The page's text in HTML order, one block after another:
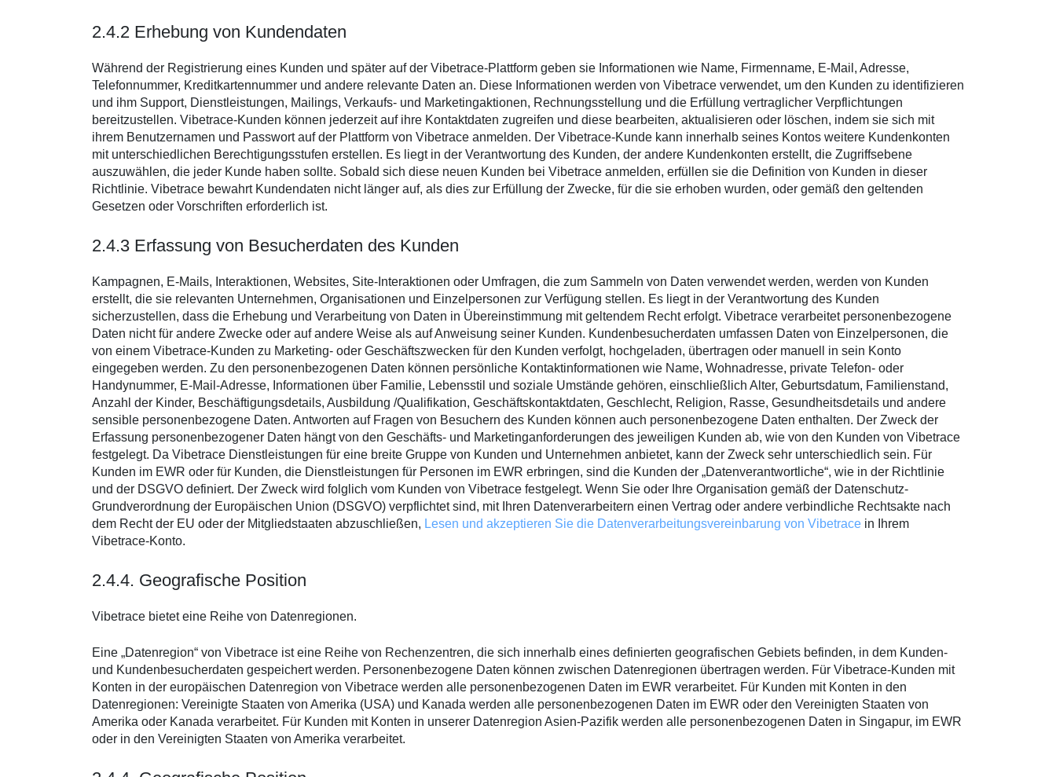
2.4.2 Erhebung von Kundendaten
Während der Registrierung eines Kunden und später auf der Vibetrace-Plattform geben sie Informationen wie Name, Firmenname, E-Mail, Adresse,
Telefonnummer, Kreditkartennummer und andere relevante Daten an. Diese Informationen werden von Vibetrace verwendet, um den Kunden zu identifizieren
und ihm Support, Dienstleistungen, Mailings, Verkaufs- und Marketingaktionen, Rechnungsstellung und die Erfüllung vertraglicher Verpflichtungen
bereitzustellen. Vibetrace-Kunden können jederzeit auf ihre Kontaktdaten zugreifen und diese bearbeiten, aktualisieren oder löschen, indem sie sich mit
ihrem Benutzernamen und Passwort auf der Plattform von Vibetrace anmelden. Der Vibetrace-Kunde kann innerhalb seines Kontos weitere Kundenkonten
mit unterschiedlichen Berechtigungsstufen erstellen. Es liegt in der Verantwortung des Kunden, der andere Kundenkonten erstellt, die Zugriffsebene
auszuwählen, die jeder Kunde haben sollte. Sobald sich diese neuen Kunden bei Vibetrace anmelden, erfüllen sie die Definition von Kunden in dieser
Richtlinie. Vibetrace bewahrt Kundendaten nicht länger auf, als dies zur Erfüllung der Zwecke, für die sie erhoben wurden, oder gemäß den geltenden
Gesetzen oder Vorschriften erforderlich ist.
2.4.3 Erfassung von Besucherdaten des Kunden
Kampagnen, E-Mails, Interaktionen, Websites, Site-Interaktionen oder Umfragen, die zum Sammeln von Daten verwendet werden, werden von Kunden
erstellt, die sie relevanten Unternehmen, Organisationen und Einzelpersonen zur Verfügung stellen. Es liegt in der Verantwortung des Kunden
sicherzustellen, dass die Erhebung und Verarbeitung von Daten in Übereinstimmung mit geltendem Recht erfolgt. Vibetrace verarbeitet personenbezogene
Daten nicht für andere Zwecke oder auf andere Weise als auf Anweisung seiner Kunden. Kundenbesucherdaten umfassen Daten von Einzelpersonen, die
von einem Vibetrace-Kunden zu Marketing- oder Geschäftszwecken für den Kunden verfolgt, hochgeladen, übertragen oder manuell in sein Konto
eingegeben werden. Zu den personenbezogenen Daten können persönliche Kontaktinformationen wie Name, Wohnadresse, private Telefon- oder
Handynummer, E-Mail-Adresse, Informationen über Familie, Lebensstil und soziale Umstände gehören, einschließlich Alter, Geburtsdatum, Familienstand,
Anzahl der Kinder, Beschäftigungsdetails, Ausbildung /Qualifikation, Geschäftskontaktdaten, Geschlecht, Religion, Rasse, Gesundheitsdetails und andere
sensible personenbezogene Daten. Antworten auf Fragen von Besuchern des Kunden können auch personenbezogene Daten enthalten. Der Zweck der
Erfassung personenbezogener Daten hängt von den Geschäfts- und Marketinganforderungen des jeweiligen Kunden ab, wie von den Kunden von Vibetrace
festgelegt. Da Vibetrace Dienstleistungen für eine breite Gruppe von Kunden und Unternehmen anbietet, kann der Zweck sehr unterschiedlich sein. Für
Kunden im EWR oder für Kunden, die Dienstleistungen für Personen im EWR erbringen, sind die Kunden der „Datenverantwortliche“, wie in der Richtlinie
und der DSGVO definiert. Der Zweck wird folglich vom Kunden von Vibetrace festgelegt. Wenn Sie oder Ihre Organisation gemäß der Datenschutz-
Grundverordnung der Europäischen Union (DSGVO) verpflichtet sind, mit Ihren Datenverarbeitern einen Vertrag oder andere verbindliche Rechtsakte nach
dem Recht der EU oder der Mitgliedstaaten abzuschließen, Lesen und akzeptieren Sie die Datenverarbeitungsvereinbarung von Vibetrace in Ihrem
Vibetrace-Konto.
2.4.4. Geografische Position
Vibetrace bietet eine Reihe von Datenregionen.
Eine „Datenregion“ von Vibetrace ist eine Reihe von Rechenzentren, die sich innerhalb eines definierten geografischen Gebiets befinden, in dem Kunden-
und Kundenbesucherdaten gespeichert werden. Personenbezogene Daten können zwischen Datenregionen übertragen werden. Für Vibetrace-Kunden mit
Konten in der europäischen Datenregion von Vibetrace werden alle personenbezogenen Daten im EWR verarbeitet. Für Kunden mit Konten in den
Datenregionen: Vereinigte Staaten von Amerika (USA) und Kanada werden alle personenbezogenen Daten im EWR oder den Vereinigten Staaten von
Amerika oder Kanada verarbeitet. Für Kunden mit Konten in unserer Datenregion Asien-Pazifik werden alle personenbezogenen Daten in Singapur, im EWR
oder in den Vereinigten Staaten von Amerika verarbeitet.